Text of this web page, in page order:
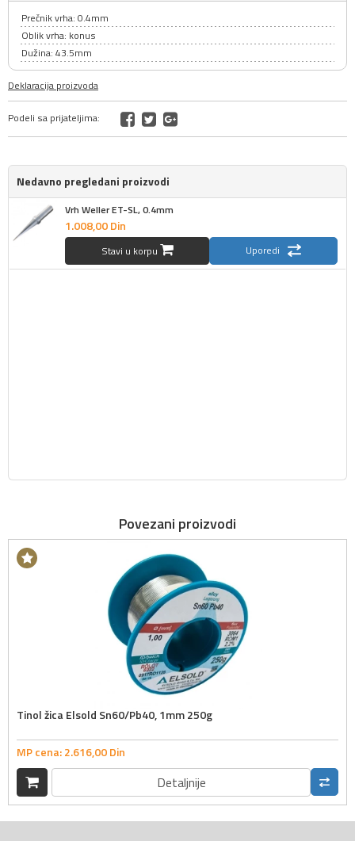
Prečnik vrha: 0.4mm
Oblik vrha: konus
Dužina: 43.5mm
Deklaracija proizvoda
Podeli sa prijateljima:
Nedavno pregledani proizvodi
Vrh Weller ET-SL, 0.4mm
1.008,00Din
Stavi u korpu Uporedi
Povezani proizvodi
Tinol žica Elsold Sn60/Pb40, 1mm 250g
MP cena:2.616,00Din
Detaljnije